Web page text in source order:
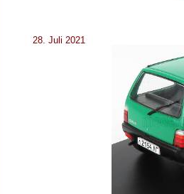
28. Juli 2021